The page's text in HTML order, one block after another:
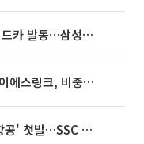
코스피, 장중 5%대 급락에 사이드카 발동…삼성·SK 동반 폭락
트럼프 “자석 사업을 하라”…제이에스링크, 비중국 영구자석 공급망 구축 속도
티웨이항공, 새 이름 '트리니티항공' 첫발…SSC 전략 본격화